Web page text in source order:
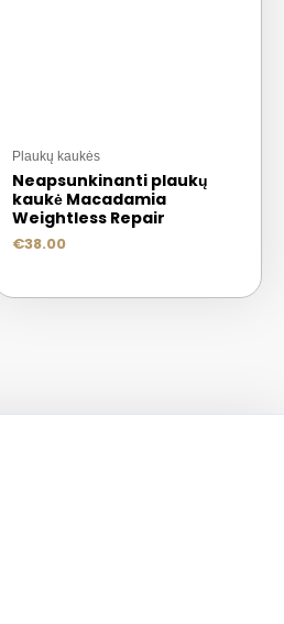
Plaukų kaukės
Neapsunkinanti plaukų
kaukė Macadamia
Weightless Repair
€38.00